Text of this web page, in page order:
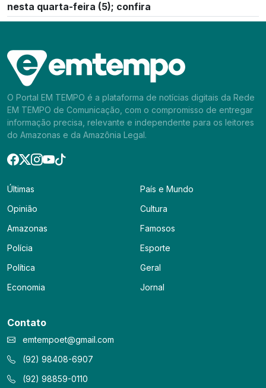
nesta quarta-feira (5); confira
O Portal EM TEMPO é a plataforma de notícias digitais da Rede
EM TEMPO de Comunicação, com o compromisso de entregar
informação precisa, relevante e independente para os leitores
do Amazonas e da Amazônia Legal.
Últimas
Opinião
Amazonas
Polícia
Política
Economia
País e Mundo
Cultura
Famosos
Esporte
Geral
Jornal
Contato
emtempoet@gmail.com
(92) 98408-6907
(92) 98859-0110